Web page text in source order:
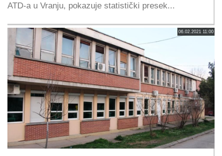
ATD-a u Vranju, pokazuje statistički presek...
06.02.2021 11:00